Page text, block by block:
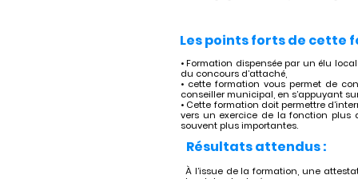
Les points forts de cette
• Formation dispensée par un élu
du concours d’attaché,
• cette formation vous permet de
conseiller municipal, en s’appuyant
• Cette formation doit permettre
vers un exercice de la fonction plus
souvent plus importantes.
Résultats attendus :
À l’issue de la formation, une